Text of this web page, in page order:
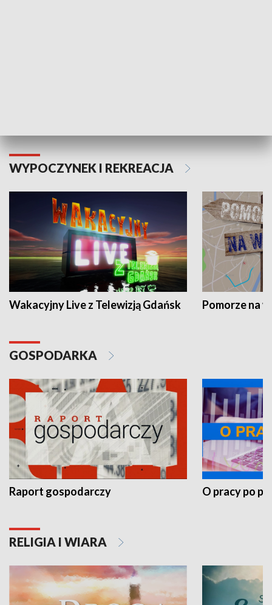
WYPOCZYNEK I REKREACJA
Wakacyjny Live z Telewizją Gdańsk Pomorze na
GOSPODARKA
Raport gospodarczy O pracy po
RELIGIA I WIARA